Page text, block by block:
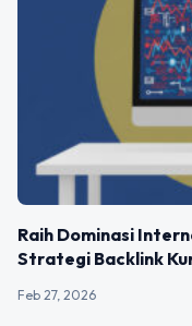
Raih Dominasi
Strategi Backlink
Feb 27, 2026